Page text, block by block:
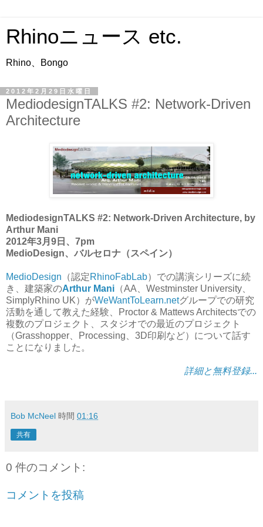
Rhinoニュース etc.
Rhino、Bongo
2012年2月29日水曜日
MediodesignTALKS #2: Network-Driven
Architecture
MediodesignTALKS #2: Network-Driven Architecture, by
Arthur Mani
2012年3月9日、7pm
MedioDesign、バルセロナ（スペイン）
MedioDesign （認定RhinoFabLab）での講演シリーズに続
き、建築家のArthur Mani （AA、Westminster University、
SimplyRhino UK）がWeWantToLearn.netグループでの研究
活動を通して教えた経験、Proctor & Mattews Architectsでの
複数のプロジェクト、スタジオでの最近のプロジェクト
（Grasshopper、Processing、3D印刷など）について話す
ことになりました。
詳細と無料登録...
Bob McNeel 時間 01:16
共有
0 件のコメント:
コメントを投稿